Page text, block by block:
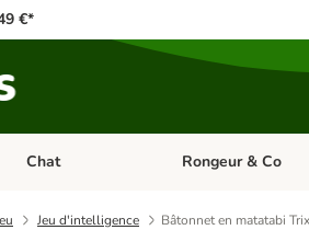
€*
Dérouler les catégories: Chien
Chat Dérouler les
Rongeur & Co
Jeu d'intelligence Bâtonnet en matatabi